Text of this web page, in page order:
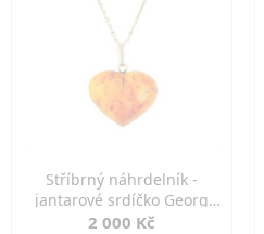
Stříbrný náhrdelník -
jantarové srdíčko Georg
Kramer
2 000 Kč